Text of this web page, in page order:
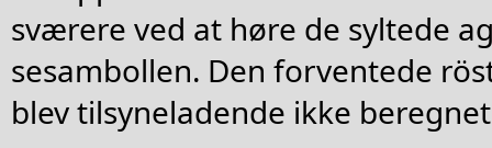
sværere ved at høre de syltede
sesambollen. Den forventede
blev tilsyneladende ikke